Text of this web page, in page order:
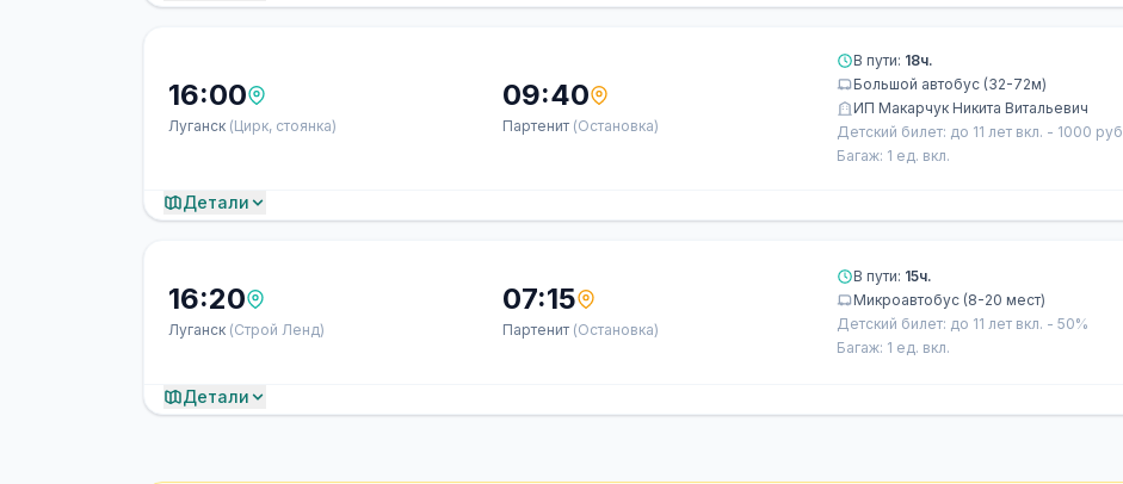
16:00
Луганск (Цирк, стоянка)
09:40
Партенит (Остановка)
В пути: 18ч.
Большой автобус (32-72м)
ИП Макарчук Никита Витальевич
Детский билет: до 11 лет вкл. - 1000 руб
Багаж: 1 ед. вкл.
Детали
16:20
Луганск (Строй Ленд)
07:15
Партенит (Остановка)
В пути: 15ч.
Микроавтобус (8-20 мест)
Детский билет: до 11 лет вкл. - 50%
Багаж: 1 ед. вкл.
Детали